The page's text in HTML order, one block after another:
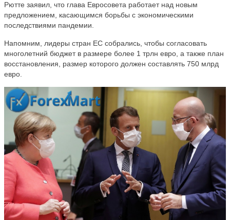
Рютте заявил, что глава Евросовета работает над новым
предложением, касающимся борьбы с экономическими
последствиями пандемии.
Напомним, лидеры стран ЕС собрались, чтобы согласовать
многолетний бюджет в размере более 1 трлн евро, а также план
восстановления, размер которого должен составлять 750 млрд
евро.